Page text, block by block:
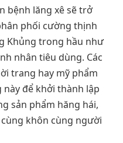
bệnh lăng xê sẽ trở
phối cường thịnh
Khủng trong hầu như
nhân tiêu dùng. Các
trang hay mỹ phẩm
để khởi thành lập
sản phẩm hăng hái,
khôn cùng người